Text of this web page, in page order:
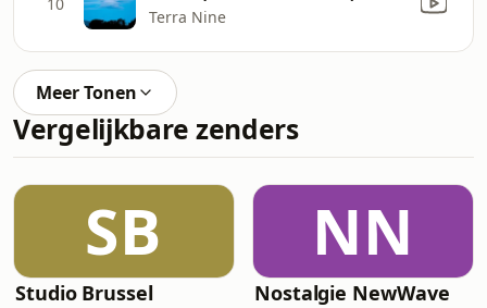
Terra Nine
Meer Tonen
Vergelijkbare zenders
SB
Studio Brussel
NN
Nostalgie NewWave